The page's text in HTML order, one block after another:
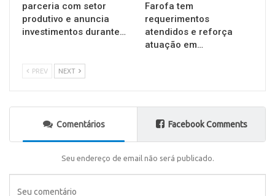
parceria com setor
produtivo e anuncia
investimentos durante…
Farofa tem
requerimentos
atendidos e reforça
atuação em…
PREV NEXT
Comentários Facebook Comments
Seu endereço de email não será publicado.